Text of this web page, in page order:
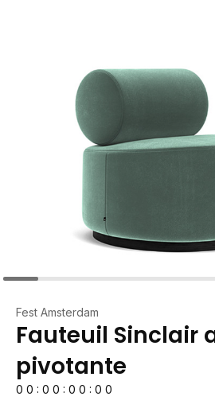
Fest Amsterdam
Fauteuil Sinclair
pivotante
0 0 : 0 0 : 0 0 : 0 0